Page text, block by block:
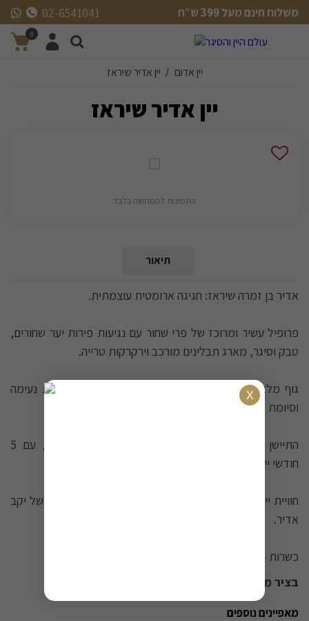
משלוח חינם מעל 399 ש״ח
משלוח חינם מעל 399 ש״ח
02-6541041
0
יין אדום / יין אדיר שיראז
יין אדיר שיראז
התמונות להמחשה בלבד
תיאור
אדיר בן זמרה שיראז: חגיגה ארומטית עוצמתית.
פרופיל עשיר ומרוכז של פרי שחור עם נגיעות פירות יער שחורים,
טבק וסיגר, מארג תבלינים מורכב וירקרקות טרייה.
גוף מלא עם נוכחות עץ דומיננטית אך מאוזנת, מתיקות נעימה
וסיומת ארוכה במיוחד.
התיישן 12 חודשים בחביות אלון צרפתיות ואמריקאיות, עם 5
חודשי יישון נוספים בבקבוק להעמקת המורכבות.
חוויית יין גלילית מהודרת המשקפת את המצוינות והדיוק של יקב
אדיר.
כשרות - רבנות מקומית / בד"צ בית יוסף / הרב אונגאר.
בציר משתנה בכל מוצר יין
מאפיינים נוספים